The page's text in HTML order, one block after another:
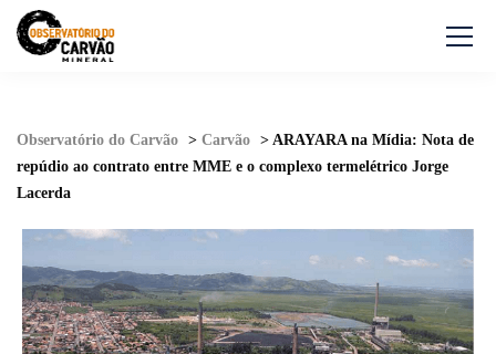
Observatório do Carvão > Carvão > ARAYARA na Mídia: Nota de
repúdio ao contrato entre MME e o complexo termelétrico Jorge
Lacerda